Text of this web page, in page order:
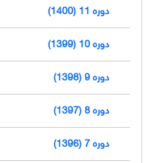
دوره 11 (1400)
دوره 10 (1399)
دوره 9 (1398)
دوره 8 (1397)
دوره 7 (1396)